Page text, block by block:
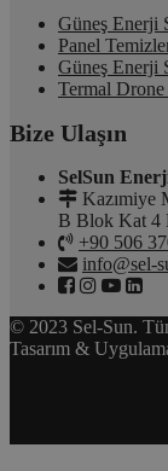
Güneş Enerji
Panel
Güneş Enerji
Termal
Bize Ulaşın
SelSun
Kazımiye
B Blok Kat 4
+90 506
info@sel-
© 2023 Sel-Sun.
Tasarım &